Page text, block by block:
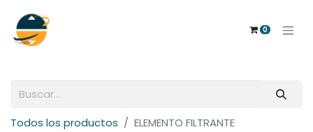
0
Todos los productos ELEMENTO FILTRANTE